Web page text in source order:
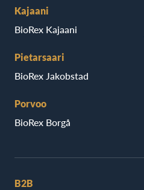
Kajaani
BioRex Kajaani
Pietarsaari
BioRex Jakobstad
Porvoo
BioRex Borgå
B2B